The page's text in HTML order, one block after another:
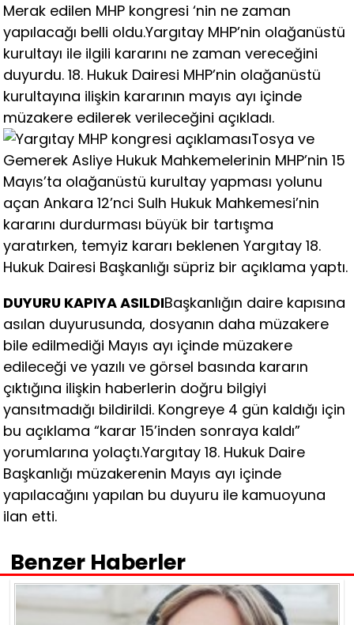
Merak edilen MHP kongresi ‘nin ne zaman
yapılacağı belli oldu.Yargıtay MHP’nin olağanüstü
kurultayı ile ilgili kararını ne zaman vereceğini
duyurdu. 18. Hukuk Dairesi MHP’nin olağanüstü
kurultayına ilişkin kararının mayıs ayı içinde
müzakere edilerek verileceğini açıkladı.
Tosya ve
Gemerek Asliye Hukuk Mahkemelerinin MHP’nin 15
Mayıs’ta olağanüstü kurultay yapması yolunu
açan Ankara 12’nci Sulh Hukuk Mahkemesi’nin
kararını durdurması büyük bir tartışma
yaratırken, temyiz kararı beklenen Yargıtay 18.
Hukuk Dairesi Başkanlığı süpriz bir açıklama yaptı.
DUYURU KAPIYA ASILDIBaşkanlığın daire kapısına
asılan duyurusunda, dosyanın daha müzakere
bile edilmediği Mayıs ayı içinde müzakere
edileceği ve yazılı ve görsel basında kararın
çıktığına ilişkin haberlerin doğru bilgiyi
yansıtmadığı bildirildi. Kongreye 4 gün kaldığı için
bu açıklama “karar 15’inden sonraya kaldı”
yorumlarına yolaçtı.Yargıtay 18. Hukuk Daire
Başkanlığı müzakerenin Mayıs ayı içinde
yapılacağını yapılan bu duyuru ile kamuoyuna
ilan etti.
Benzer Haberler